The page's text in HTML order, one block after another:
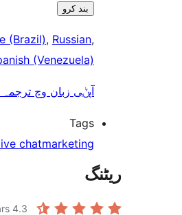
بند کرو
(Brazil), Russian,
(Venezuela)
آپݨی زبان وچ
Tags
chatmarketing
ریٹنگ
4.3